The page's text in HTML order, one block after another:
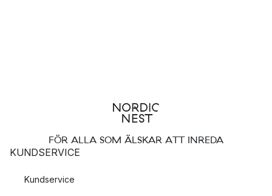
FÖR ALLA SOM ÄLSKAR ATT INREDA
KUNDSERVICE
Kundservice